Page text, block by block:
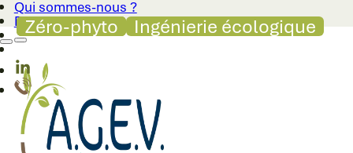
Passer au contenu principalPasser au pied de page
Qui sommes-nous ?
Blog
Zéro-phyto
Zéro-phyto Ingénierie écologique
Zéro-phyto